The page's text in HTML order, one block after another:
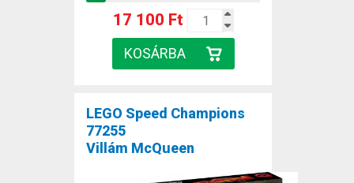
17 100 Ft
LEGO Speed Champions
77255
Villám McQueen